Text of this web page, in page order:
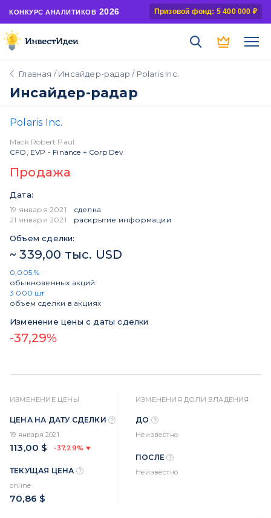
КОНКУРС АНАЛИТИКОВ 2026 Призовой фонд: 5 400 000 ₽
Главная /Инсайдер-радар / Polaris Inc.
Инсайдер-радар
Polaris Inc.
Mack Robert Paul
CFO, EVP - Finance + Corp Dev
Продажа
Дата:
19 января 2021
сделка
21 января 2021
раскрытие информации
Объем сделки:
~ 339,00 тыс. USD
0,005 %
обыкновенных акций
3 000 шт
объем сделки в акциях
Изменение цены с даты сделки
-37,29%
ИЗМЕНЕНИЕ ЦЕНЫ
ЦЕНА НА ДАТУ СДЕЛКИ
19 января 2021
113,00 $ -37,29%
ТЕКУЩАЯ ЦЕНА
online
70,86 $
ИЗМЕНЕНИЯ ДОЛИ ВЛАДЕНИЯ
ДО
Неизвестно
ПОСЛЕ
Неизвестно